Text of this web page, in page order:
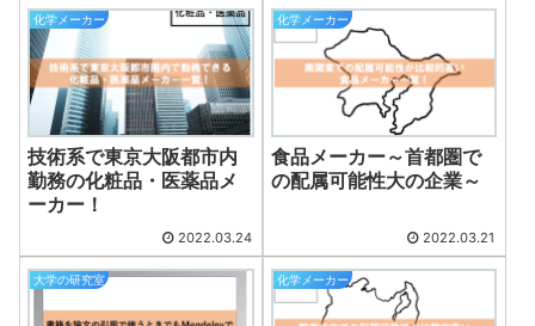
化学メーカー
技術系で東京大阪都市内
勤務の化粧品・医薬品メ
ーカー！
2022.03.24
化学メーカー
食品メーカー～首都圏で
の配属可能性大の企業～
2022.03.21
大学の研究室 化学メーカー